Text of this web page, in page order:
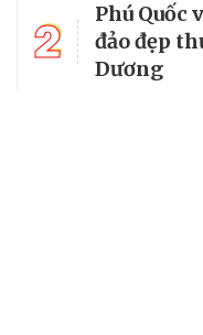
2
Phú
đảo đẹp
Dương